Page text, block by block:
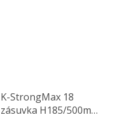
K-StrongMax 18
zásuvka H185/500mm